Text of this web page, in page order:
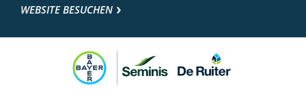
WEBSITE BESUCHEN